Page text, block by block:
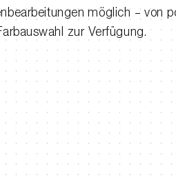
möglich – von
zur Verfügung.